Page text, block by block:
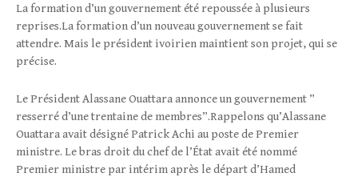
La formation d’un gouvernement été repoussée à plusieurs
reprises.La formation d’un nouveau gouvernement se fait
attendre. Mais le président ivoirien maintient son projet, qui se
précise.
Le Président Alassane Ouattara annonce un gouvernement ”
resserré d’une trentaine de membres”.Rappelons qu’Alassane
Ouattara avait désigné Patrick Achi au poste de Premier
ministre. Le bras droit du chef de l’État avait été nommé
Premier ministre par intérim après le départ d’Hamed